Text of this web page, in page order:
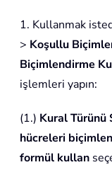
1. Kullanmak
> Koşullu
Biçimlendirme
işlemleri yapın:
(1.) Kural Türünü
hücreleri
formül kullan